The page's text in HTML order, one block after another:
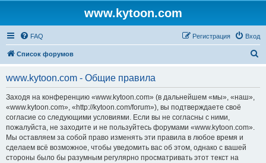
www.kytoon.com
FAQ Вход
Регистрация
Список форумов
www.kytoon.com - Общие правила
Заходя на конференцию «www.kytoon.com» (в дальнейшем «мы», «наш»,
«www.kytoon.com», «http://kytoon.com/forum»), вы подтверждаете своё
согласие со следующими условиями. Если вы не согласны с ними,
пожалуйста, не заходите и не пользуйтесь форумами «www.kytoon.com».
Мы оставляем за собой право изменять эти правила в любое время и
сделаем всё возможное, чтобы уведомить вас об этом, однако с вашей
стороны было бы разумным регулярно просматривать этот текст на